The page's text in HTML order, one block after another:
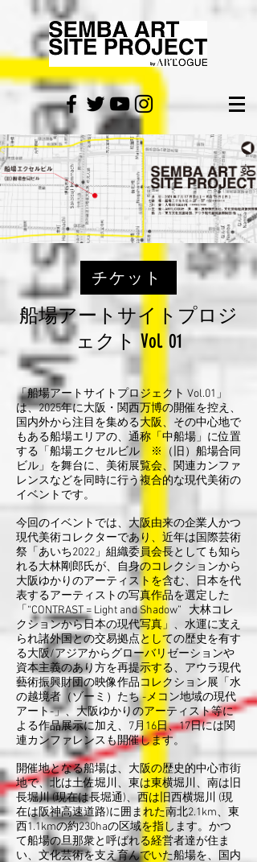
チケット
船場アートサイトプロジ
ェクト Vol. 01
「船場アートサイトプロジェクト Vol.01」
は、2025年に大阪・関西万博の開催を控え、
国内外から注目を集める大阪、その中心地で
もある船場エリアの、通称「中船場」に位置
する「船場エクセルビル ※（旧）船場合同
ビル」を舞台に、美術展覧会、関連カンファ
レンスなどを同時に行う複合的な現代美術の
イベントです。
今回のイベントでは、大阪由来の企業人かつ
現代美術コレクターであり、近年は国際芸術
祭「あいち2022」組織委員会長としても知ら
れる大林剛郎氏が、自身のコレクションから
大阪ゆかりのアーティストを含む、日本を代
表するアーティストの写真作品を選定した
「“CONTRAST = Light and Shadow” 大林コレ
クションから日本の現代写真」、水運に支え
られ諸外国との交易拠点としての歴史を有す
る大阪/アジアからグローバリゼーションや
資本主義のあり方を再提示する、アウラ現代
藝術振興財団の映像作品コレクション展「水
の越境者（ゾーミ）たち -メコン地域の現代
アート-」、大阪ゆかりのアーティスト等に
よる作品展示に加え、7月16日、17日には関
連カンファレンスも開催します。
開催地となる船場は、大阪の歴史的中心市街
地で、北は土佐堀川、東は東横堀川、南は旧
長堀川 (現在は長堀通)、西は旧西横堀川 (現
在は阪神高速道路)に囲まれた南北2.1km、東
西1.1kmの約230haの区域を指します。かつ
て船場の旦那衆と呼ばれる経営者達が住ま
い、文化芸術を支え育んでいた船場を、国内